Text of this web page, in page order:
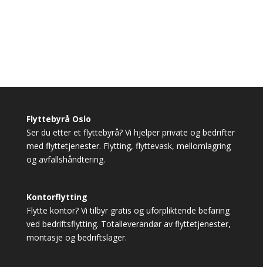
Flyttebyrå Oslo
Ser du etter et flyttebyrå? Vi hjelper private og bedrifter
med flyttetjenester. Flytting, flyttevask, mellomlagring
og avfallshåndtering.
Kontorflytting
Flytte kontor? Vi tilbyr gratis og uforpliktende befaring
ved bedriftsflytting. Totalleverandør av flyttetjenester,
montasje og bedriftslager.